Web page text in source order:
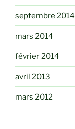
septembre 2014
mars 2014
février 2014
avril 2013
mars 2012